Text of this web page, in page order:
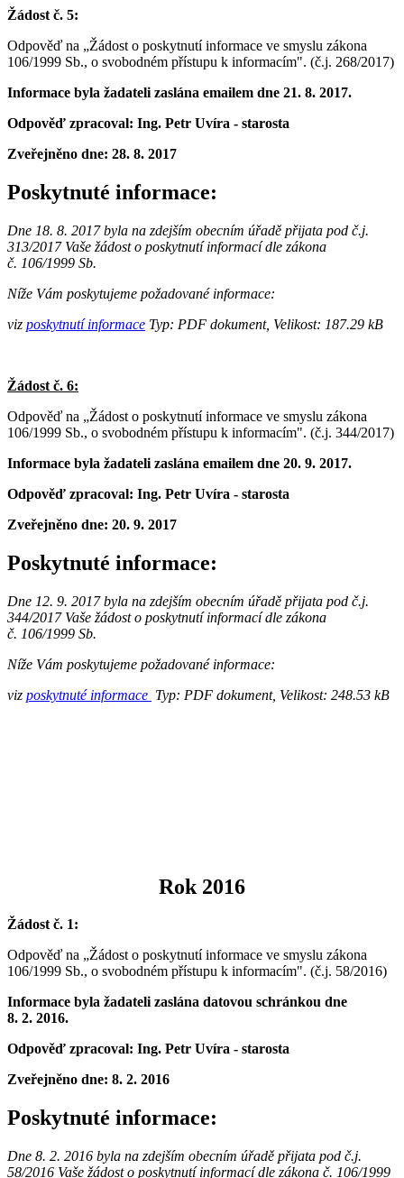
Žádost č. 5:
Odpověď na „Žádost o poskytnutí informace ve smyslu zákona
106/1999 Sb., o svobodném přístupu k informacím". (č.j. 268/2017)
Informace byla žadateli zaslána emailem dne 21. 8. 2017.
Odpověď zpracoval: Ing. Petr Uvíra - starosta
Zveřejněno dne: 28. 8. 2017
Poskytnuté informace:
Dne 18. 8. 2017 byla na zdejším obecním úřadě přijata pod č.j.
313/2017 Vaše žádost o poskytnutí informací dle zákona
č. 106/1999 Sb.
Níže Vám poskytujeme požadované informace:
viz poskytnutí informace Typ: PDF dokument, Velikost: 187.29 kB
Žádost č. 6:
Odpověď na „Žádost o poskytnutí informace ve smyslu zákona
106/1999 Sb., o svobodném přístupu k informacím". (č.j. 344/2017)
Informace byla žadateli zaslána emailem dne 20. 9. 2017.
Odpověď zpracoval: Ing. Petr Uvíra - starosta
Zveřejněno dne: 20. 9. 2017
Poskytnuté informace:
Dne 12. 9. 2017 byla na zdejším obecním úřadě přijata pod č.j.
344/2017 Vaše žádost o poskytnutí informací dle zákona
č. 106/1999 Sb.
Níže Vám poskytujeme požadované informace:
viz poskytnuté informace Typ: PDF dokument, Velikost: 248.53 kB
Rok 2016
Žádost č. 1:
Odpověď na „Žádost o poskytnutí informace ve smyslu zákona
106/1999 Sb., o svobodném přístupu k informacím". (č.j. 58/2016)
Informace byla žadateli zaslána datovou schránkou dne
8. 2. 2016.
Odpověď zpracoval: Ing. Petr Uvíra - starosta
Zveřejněno dne: 8. 2. 2016
Poskytnuté informace:
Dne 8. 2. 2016 byla na zdejším obecním úřadě přijata pod č.j.
58/2016 Vaše žádost o poskytnutí informací dle zákona č. 106/1999